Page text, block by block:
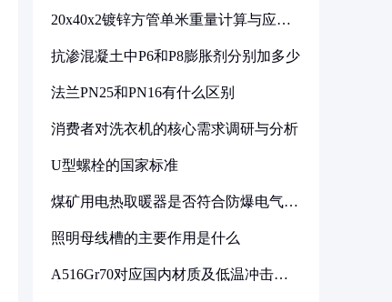
20x40x2镀锌方管单米重量计算与应用
抗渗混凝土中P6和P8膨胀剂分别加多少
法兰PN25和PN16有什么区别
消费者对洗衣机的核心需求调研与分析
U型螺栓的国家标准
煤矿用电热取暖器是否符合防爆电气设
照明母线槽的主要作用是什么
A516Gr70对应国内材质及低温冲击要